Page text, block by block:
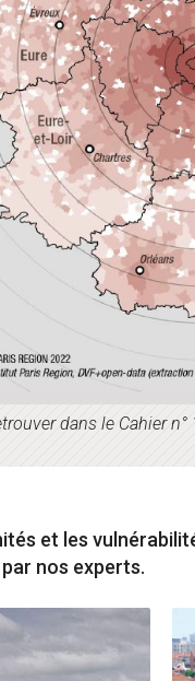
dans le Cahier
et les
nos experts.